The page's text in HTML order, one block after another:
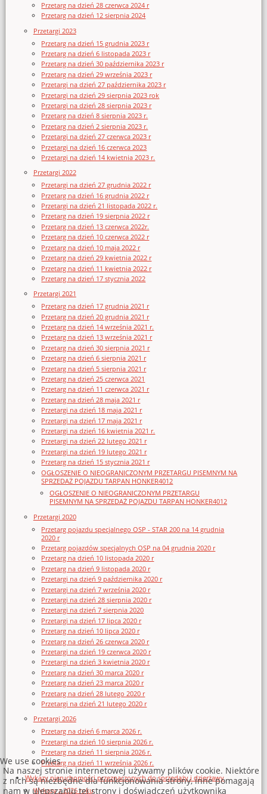
Przetarg na dzień 28 czerwca 2024 r
Przetarg na dzień 12 sierpnia 2024
Przetargi 2023
Przetarg na dzień 15 grudnia 2023 r
Przetarg na dzień 6 listopada 2023 r
Przetarg na dzień 30 października 2023 r
Przetarg na dzień 29 września 2023 r
Przetargi na dzień 27 października 2023 r
Przetargi na dzień 29 sierpnia 2023 rok
Przetargi na dzień 28 sierpnia 2023 r
Przetarg na dzień 8 sierpnia 2023 r.
Przetarg na dzień 2 sierpnia 2023 r.
Przetargi na dzień 27 czerwca 2023 r
Przetargi na dzień 16 czerwca 2023
Przetargi na dzień 14 kwietnia 2023 r.
Przetargi 2022
Przetargi na dzień 27 grudnia 2022 r
Przetarg na dzień 16 grudnia 2022 r
Przetargi na dzień 21 listopada 2022 r.
Przetarg na dzień 19 sierpnia 2022 r
Przetarg na dzień 13 czerwca 2022r.
Przetarg na dzień 10 czerwca 2022 r
Przetarg na dzień 10 maja 2022 r
Przetarg na dzień 29 kwietnia 2022 r
Przetarg na dzień 11 kwietnia 2022 r
Przetarg na dzień 17 stycznia 2022
Przetargi 2021
Przetarg na dzień 17 grudnia 2021 r
Przetarg na dzień 20 grudnia 2021 r
Przetarg na dzień 14 września 2021 r.
Przetarg na dzień 13 września 2021 r
Przetarg na dzień 30 sierpnia 2021 r
Przetarg na dzień 6 sierpnia 2021 r
Przetarg na dzień 5 sierpnia 2021 r
Przetarg na dzień 25 czerwca 2021
Przetarg na dzień 11 czerwca 2021 r
Przetarg na dzień 28 maja 2021 r
Przetargi na dzień 18 maja 2021 r
Przetargi na dzień 17 maja 2021 r
Przetargi na dzień 16 kwietnia 2021 r.
Przetargi na dzień 22 lutego 2021 r
Przetargi na dzień 19 lutego 2021 r
Przetarg na dzień 15 stycznia 2021 r
OGŁOSZENIE O NIEOGRANICZONYM PRZETARGU PISEMNYM NA
SPRZEDAŻ POJAZDU TARPAN HONKER4012
OGŁOSZENIE O NIEOGRANICZONYM PRZETARGU
PISEMNYM NA SPRZEDAŻ POJAZDU TARPAN HONKER4012
Przetargi 2020
Przetarg pojazdu specjalnego OSP - STAR 200 na 14 grudnia
2020 r
Przetarg pojazdów specjalnych OSP na 04 grudnia 2020 r
Przetarg na dzień 10 listopada 2020 r
Przetarg na dzień 9 listopada 2020 r
Przetargi na dzień 9 października 2020 r
Przetargi na dzień 7 września 2020 r
Przetargi na dzień 28 sierpnia 2020 r
Przetargi na dzień 7 sierpnia 2020
Przetargi na dzień 17 lipca 2020 r
Przetarg na dzień 10 lipca 2020 r
Przetarg na dzień 26 czerwca 2020 r
Przetargi na dzień 19 czerwca 2020 r
Przetargi na dzień 3 kwietnia 2020 r
Przetarg na dzień 30 marca 2020 r
Przetarg na dzień 23 marca 2020 r
Przetarg na dzień 28 lutego 2020 r
Przetargi na dzień 21 lutego 2020 r
Przetargi 2026
Przetarg na dzień 6 marca 2026 r.
Przetargi na dzień 10 sierpnia 2026 r.
Przetarg na dzień 11 sierpnia 2026 r.
Przetarg na dzień 11 września 2026 r.
Wykazy nieruchomości przeznaczonych do sprzedaży i dzierżawy
Wykazy z 2026 roku
We use cookies
Na naszej stronie internetowej używamy plików cookie. Niektóre
z nich są niezbędne dla funkcjonowania strony, inne pomagają
nam w ulepszaniu tej strony i doświadczeń użytkownika